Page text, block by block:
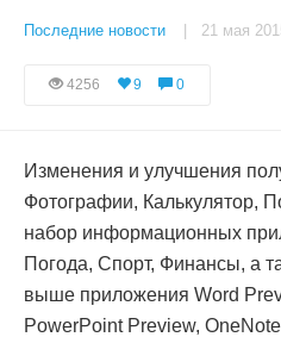
Последние новости | 21 мая
4256 9 0
Изменения и улучшения
Фотографии, Калькулятор,
набор информационных
Погода, Спорт, Финансы, а
выше приложения Word
PowerPoint Preview,